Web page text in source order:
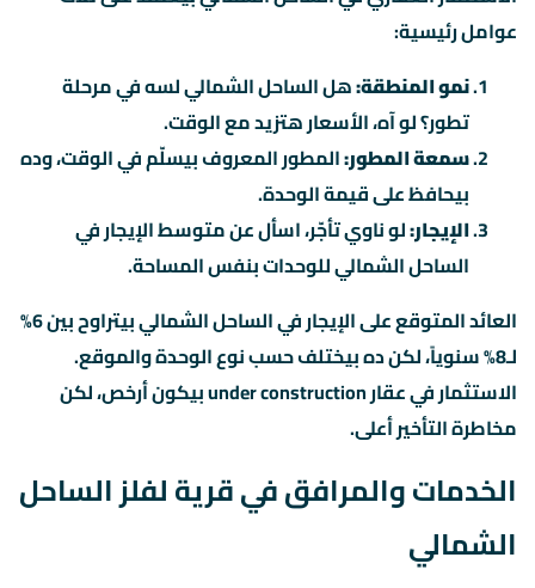
عوامل رئيسية:
نمو المنطقة:هل الساحل الشمالي لسه في مرحلة
تطور؟ لو آه، الأسعار هتزيد مع الوقت.
سمعة المطور:المطور المعروف بيسلّم في الوقت، وده
بيحافظ على قيمة الوحدة.
الإيجار:لو ناوي تأجّر، اسأل عن متوسط الإيجار في
الساحل الشمالي للوحدات بنفس المساحة.
العائد المتوقع على الإيجار في الساحل الشمالي بيتراوح بين 6%
لـ8% سنوياً، لكن ده بيختلف حسب نوع الوحدة والموقع.
الاستثمار في عقار under construction بيكون أرخص، لكن
مخاطرة التأخير أعلى.
الخدمات والمرافق في قرية لفلز الساحل
الشمالي